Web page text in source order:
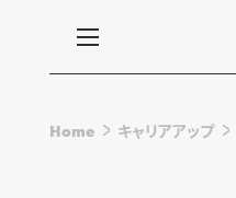
Home キャリアアップ